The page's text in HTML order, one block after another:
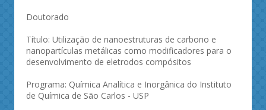
Doutorado
Título: Utilização de nanoestruturas de carbono e
nanopartículas metálicas como modificadores para o
desenvolvimento de eletrodos compósitos
Programa: Química Analítica e Inorgânica do Instituto
de Química de São Carlos - USP